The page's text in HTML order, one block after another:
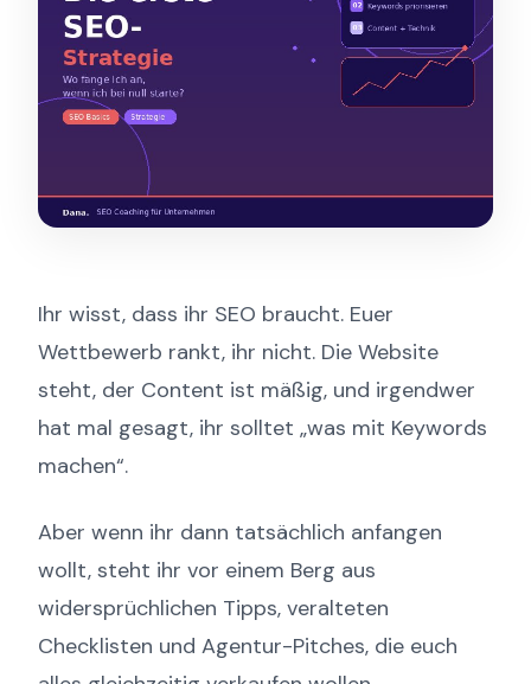
Ihr wisst, dass ihr SEO braucht. Euer
Wettbewerb rankt, ihr nicht. Die Website
steht, der Content ist mäßig, und irgendwer
hat mal gesagt, ihr solltet „was mit Keywords
machen“.
Aber wenn ihr dann tatsächlich anfangen
wollt, steht ihr vor einem Berg aus
widersprüchlichen Tipps, veralteten
Checklisten und Agentur-Pitches, die euch